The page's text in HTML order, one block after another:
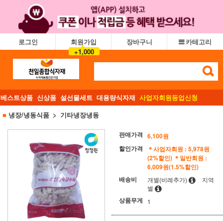
로그인
회원가입
+1,000
장바구니 카테고리
베스트상품 신상품 설선물세트 대용량식자재 사업자회원등업신청
■ 냉장/냉동식품 기타냉장냉동
판매가격 6,100원
할인가격
＊사업자회원 : 5,978원
(2%할인) ＊일반회원 :
6,009원(1.5%할인)
배송비
개별(비례추가)
지역
별
상품무게 1